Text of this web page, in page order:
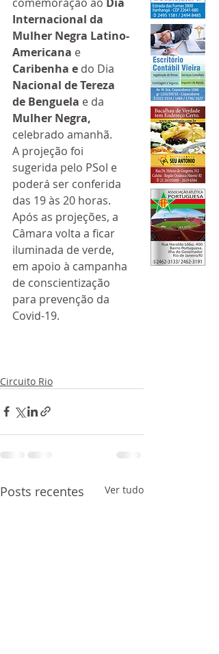
Internacional da
Mulher Negra Latino-
Americana e
Caribenha e do Dia
Nacional de Tereza
de Benguela e da
Mulher Negra,
celebrado amanhã.
A projeção foi
sugerida pelo PSol e
poderá ser conferida
das 19 às 20 horas.
Após as projeções, a
Câmara volta a ficar
iluminada de verde,
em apoio à campanha
de conscientização
para prevenção da
Covid-19.
Circuito Rio
Posts recentes Ver tudo